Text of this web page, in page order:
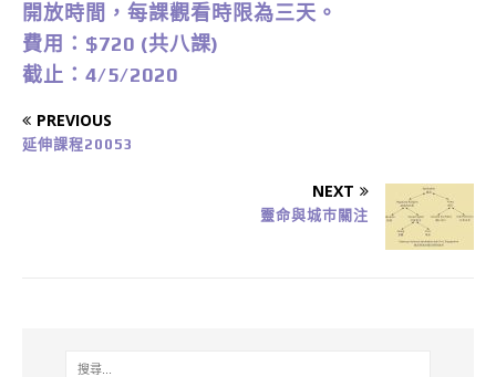
開放時間，每課觀看時限為三天。
費用：$720 (共八課)
截止：4/5/2020
PREVIOUS
延伸課程20053
NEXT
靈命與城巿關注